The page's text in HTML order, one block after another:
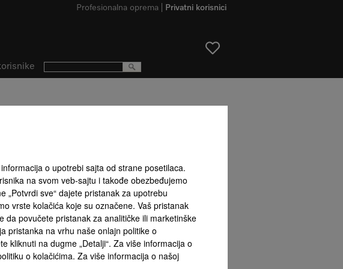
Miele
Novi Miele ekstraktor sa
odvodom nadole
Fleksibilne opcije ugradnje
Privatni korisnici
Profesionalna oprema
o upotrebi sajta od strane posetilaca.
na svom veb-sajtu i takođe obezbeđujemo
sve“ dajete pristanak za upotrebu
vrste kolačića koje su označene. Vaš pristanak
povučete pristanak za analitičke ili marketinške
pristanka na vrhu naše onlajn politike o
kliknuti na dugme „Detalji“. Za više informacija o
o kolačićima. Za više informacija o našoj